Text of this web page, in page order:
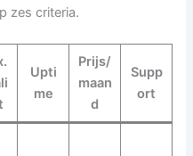
zes criteria.
Upti
me
Prijs/
maan
d
Supp
ort